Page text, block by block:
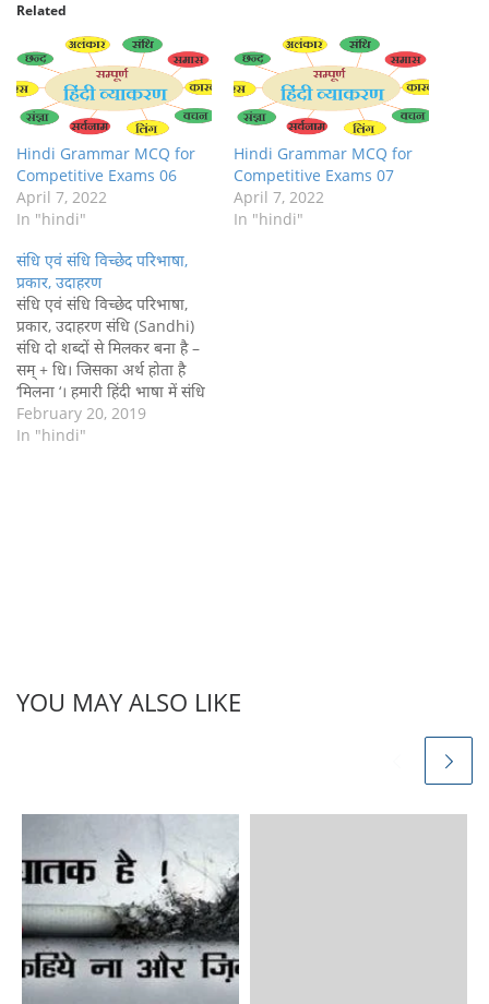
Related
Hindi Grammar MCQ for
Competitive Exams 06
April 7, 2022
In "hindi"
Hindi Grammar MCQ for
Competitive Exams 07
April 7, 2022
In "hindi"
संधि एवं संधि विच्छेद परिभाषा,
प्रकार, उदाहरण
संधि एवं संधि विच्छेद परिभाषा,
प्रकार, उदाहरण संधि (Sandhi)
संधि दो शब्दों से मिलकर बना है –
सम् + धि। जिसका अर्थ होता है
‘मिलना ‘। हमारी हिंदी भाषा में संधि
के द्वारा पुरे शब्दों को लिखने की
परम्परा नहीं है। लेकिन संस्कृत में
February 20, 2019
In "hindi"
YOU MAY ALSO LIKE